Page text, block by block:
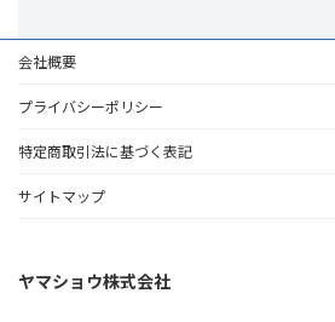
会社概要
プライバシーポリシー
特定商取引法に基づく表記
サイトマップ
ヤマショウ株式会社